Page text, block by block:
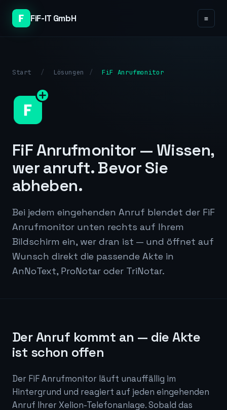
FiF-IT GmbH ≡
Start / Lösungen / FiF Anrufmonitor
FiF Anrufmonitor — Wissen,
wer anruft. Bevor Sie
abheben.
Bei jedem eingehenden Anruf blendet der FiF
Anrufmonitor unten rechts auf Ihrem
Bildschirm ein, wer dran ist — und öffnet auf
Wunsch direkt die passende Akte in
AnNoText, ProNotar oder TriNotar.
Der Anruf kommt an — die Akte
ist schon offen
Der FiF Anrufmonitor läuft unauffällig im
Hintergrund und reagiert auf jeden eingehenden
Anruf Ihrer Xelion-Telefonanlage. Sobald das